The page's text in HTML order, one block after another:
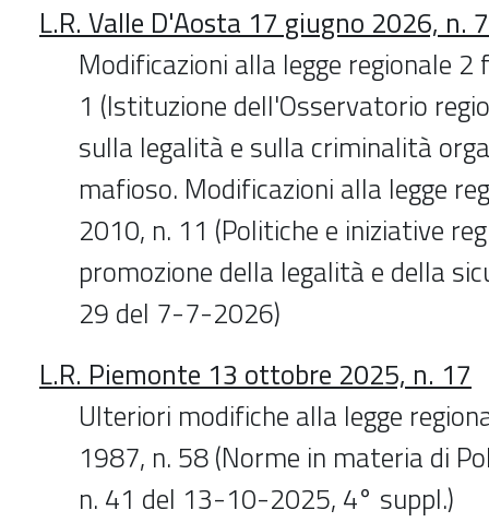
L.R. Valle D'Aosta 17 giugno 2026, n. 7
Modificazioni alla legge regionale 2
1 (Istituzione dell'Osservatorio
sulla legalità e sulla criminalità
mafioso. Modificazioni alla legge
2010, n. 11 (Politiche e iniziative
promozione della legalità e della
29 del 7-7-2026)
L.R. Piemonte 13 ottobre 2025, n. 17
Ulteriori modifiche alla legge
1987, n. 58 (Norme in materia di
n. 41 del 13-10-2025, 4° suppl.)